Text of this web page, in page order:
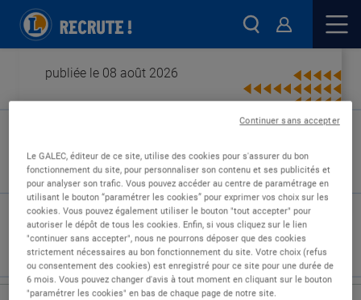
publiée le 08 août 2026
Type de contrat :
Expérience :
Études :
Le GALEC, éditeur de ce site, utilise des cookies pour s'assurer du bon
fonctionnement du site, pour personnaliser son contenu et ses publicités et
pour analyser son trafic. Vous pouvez accéder au centre de paramétrage en
utilisant le bouton “paramétrer les cookies” pour exprimer vos choix sur les
cookies. Vous pouvez également utiliser le bouton "tout accepter" pour
autoriser le dépôt de tous les cookies. Enfin, si vous cliquez sur le lien
"continuer sans accepter", nous ne pourrons déposer que des cookies
strictement nécessaires au bon fonctionnement du site. Votre choix (refus
ou consentement des cookies) est enregistré pour ce site pour une durée de
6 mois. Vous pouvez changer d'avis à tout moment en cliquant sur le bouton
"paramétrer les cookies" en bas de chaque page de notre site.
Continuer sans accepter